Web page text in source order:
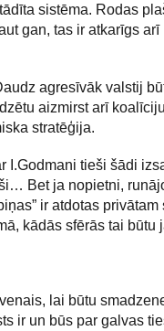
sistēma. Rodas
gan, tas ir atkarīgs arī
agresīvāk valstij
aizmirst arī
stratēģija.
I.Godmani tieši šādi
Bet ja nopietni,
ir atdotas privātam
kādās sfērās tai būtu
lai būtu
ir un būs par galvas